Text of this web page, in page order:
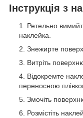
Інструкція з
Ретельно
наклейка.
Знежирте
Витріть
Відокремте
переносною
Змочіть
Розмістіть